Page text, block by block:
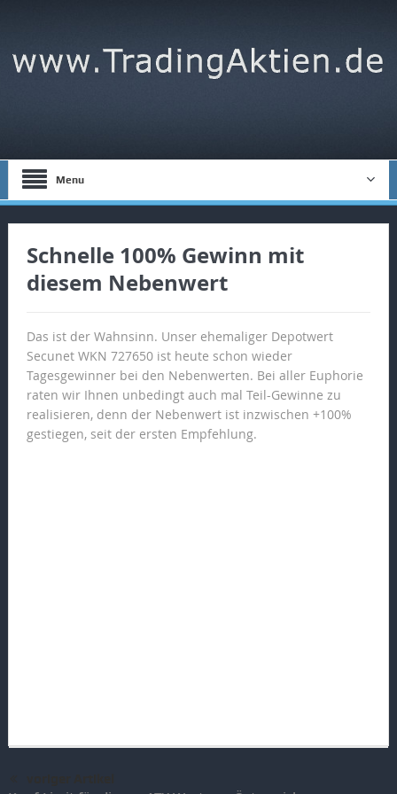
Menu
Schnelle 100% Gewinn mit
diesem Nebenwert
Das ist der Wahnsinn. Unser ehemaliger Depotwert
Secunet WKN 727650 ist heute schon wieder
Tagesgewinner bei den Nebenwerten. Bei aller Euphorie
raten wir Ihnen unbedingt auch mal Teil-Gewinne zu
realisieren, denn der Nebenwert ist inzwischen +100%
gestiegen, seit der ersten Empfehlung.